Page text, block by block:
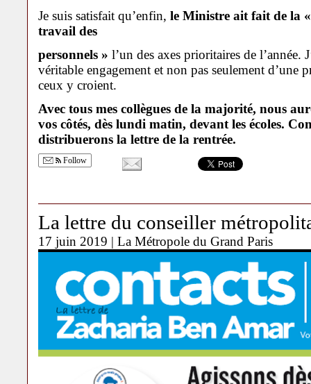
Je suis satisfait qu’enfin, le Ministre ait fait de la
travail des
personnels » l’un des axes prioritaires de l’année.
véritable engagement et non pas seulement d’une
ceux y croient.
Avec tous mes collègues de la majorité, nous
vos côtés, dès lundi matin, devant les écoles.
distribuerons la lettre de la rentrée.
Follow
La lettre du conseiller
17 juin 2019 | La Métropole du Grand Paris